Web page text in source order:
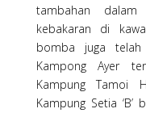
tambahan dalam
kebakaran di
bomba juga
Kampong Ayer
Kampung Tamoi
Kampung Setia